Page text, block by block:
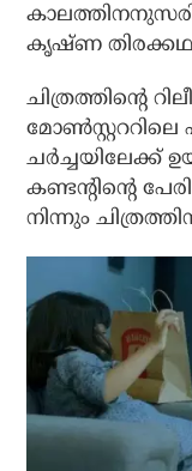
കൃഷ്ണ തിരക്കഥ
ചിത്രത്തിന്റെ
മോണ്‍സ്റ്റററിലെ
ചര്‍ച്ചയിലേക്ക്
കണ്ടന്റിന്റെ
നിന്നും